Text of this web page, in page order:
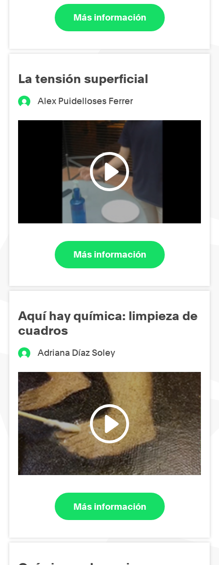
Más información
La tensión superficial
Alex Puidelloses Ferrer
Más información
Aquí hay química: limpieza de
cuadros
Adriana Díaz Soley
Más información